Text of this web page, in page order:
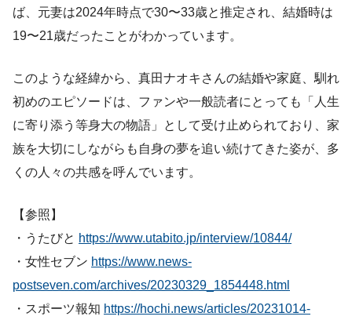
ば、元妻は2024年時点で30〜33歳と推定され、結婚時は
19〜21歳だったことがわかっています。
このような経緯から、真田ナオキさんの結婚や家庭、馴れ
初めのエピソードは、ファンや一般読者にとっても「人生
に寄り添う等身大の物語」として受け止められており、家
族を大切にしながらも自身の夢を追い続けてきた姿が、多
くの人々の共感を呼んでいます。
【参照】
・うたびと https://www.utabito.jp/interview/10844/
・女性セブン https://www.news-
postseven.com/archives/20230329_1854448.html
・スポーツ報知 https://hochi.news/articles/20231014-